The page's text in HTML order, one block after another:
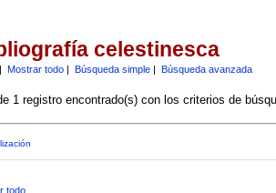
celestinesca
Mostrar todo| Búsqueda simple| Búsqueda avanzada
1 registro encontrado(s) con los criterios de
todo